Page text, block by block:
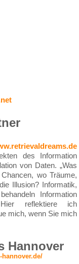
des Information
von Daten. „Was
wo Träume,
Illusion? Informatik,
Information
reflektiere ich
mich, wenn Sie mich
Hannover